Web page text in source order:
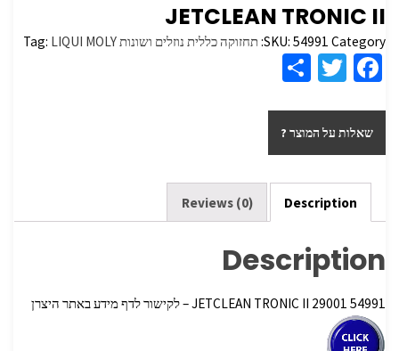
JETCLEAN TRONIC II
SKU: 54991 Category: תחזוקה כללית נוזלים ושונות Tag: LIQUI MOLY
Fa
b
o
o
k
T
tt
er
ar
e
שאלות על המוצר ?
Description
Reviews (0)
Description
54991 29001 JETCLEAN TRONIC II – לקישור לדף מידע באתר היצרן